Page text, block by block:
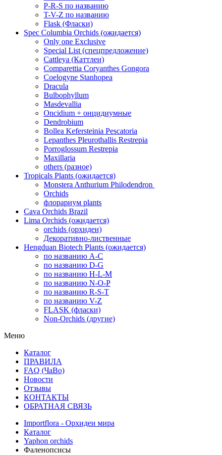
P-R-S по названию
T-V-Z по названию
Flask (Фласки)
Spec Columbia Orchids (ожидается)
Only one Exclusive
Special List (спецпредложение)
Cattleya (Каттлеи)
Comparettia Coryanthes Gongora
Coelogyne Stanhopea
Dracula
Bulbophyllum
Masdevallia
Oncidium + онцидиумные
Dendrobium
Bollea Kefersteinia Pescatoria
Lepanthes Pleurothallis Restrepia
Porroglossum Restrepia
Maxillaria
others (разное)
Tropicals Plants (ожидается)
​​​​​​​Monstera Anthurium Philodendron
Orchids
флорариум plants
Cava Orchids Brazil
Lima Orchids (ожидается)
orchids (орхидеи)
Декоративно-лиственные
Hengduan Biotech Plants (ожидается)
по названию A-C
по названию D-G
по названию H-L-M
по названию N-O-P
по названию R-S-T
по названию V-Z
FLASK (фласки)
Non-Orchids (другие)
Меню
Каталог
ПРАВИЛА
FAQ (ЧаВо)
Новости
Отзывы
КОНТАКТЫ
ОБРАТНАЯ СВЯЗЬ
Importflora - Орхидеи мира
Каталог
Yaphon orchids
Фаленопсисы